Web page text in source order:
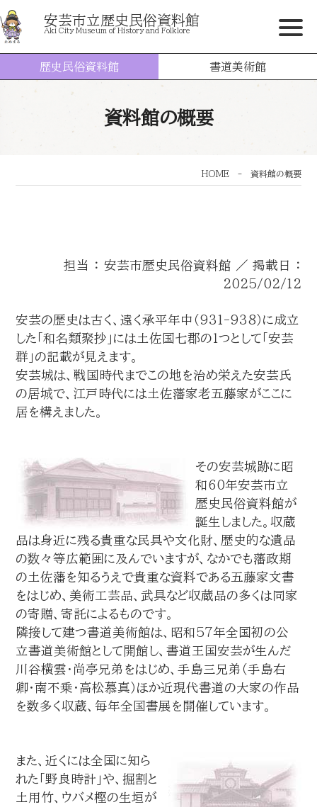
安芸市立歴史民俗資料館
Aki City Museum of History and Folklore
歴史民俗資料館 書道美術館
資料館の概要
HOME- 資料館の概要
担当 ： 安芸市歴史民俗資料館 ／ 掲載日 ：
2025/02/12
安芸の歴史は古く、遠く承平年中（931-938）に成立
した「和名類聚抄」には土佐国七郡の１つとして「安芸
群」の記載が見えます。
安芸城は、戦国時代までこの地を治め栄えた安芸氏
の居城で、江戸時代には土佐藩家老五藤家がここに
居を構えました。
その安芸城跡に昭
和60年安芸市立
歴史民俗資料館が
誕生しました。収蔵
品は身近に残る貴重な民具や文化財、歴史的な遺品
の数々等広範囲に及んでいますが、なかでも藩政期
の土佐藩を知るうえで貴重な資料である五藤家文書
をはじめ、美術工芸品、武具など収蔵品の多くは同家
の寄贈、寄託によるものです。
隣接して建つ書道美術館は、昭和57年全国初の公
立書道美術館として開館し、書道王国安芸が生んだ
川谷横雲・尚亭兄弟をはじめ、手島三兄弟（手島右
卿・南不乗・高松慕真）ほか近現代書道の大家の作品
を数多く収蔵、毎年全国書展を開催しています。
また、近くには全国に知ら
れた「野良時計」や、掘割と
土用竹、ウバメ樫の生垣が